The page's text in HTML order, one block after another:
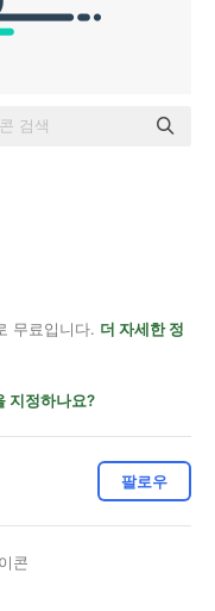
무료입니다. 더 자세한 정
지정하나요?
팔로우
콘